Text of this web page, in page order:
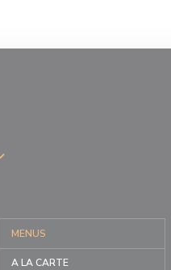
MENUS
A LA CARTE